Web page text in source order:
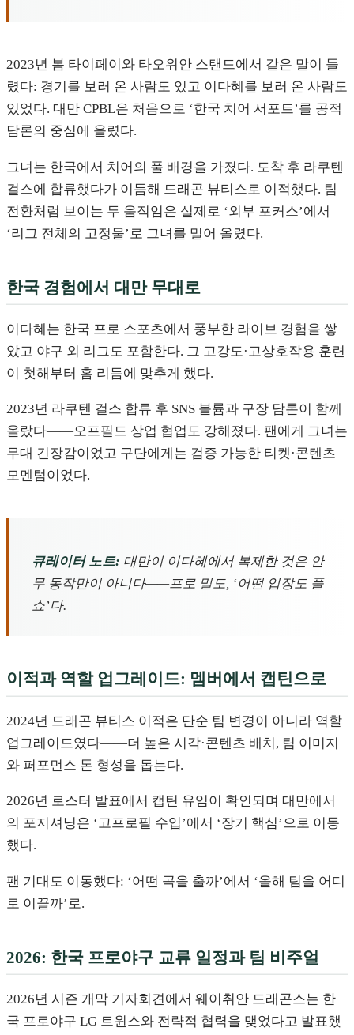
2023년 봄 타이페이와 타오위안 스탠드에서 같은 말이 들
렸다: 경기를 보러 온 사람도 있고 이다혜를 보러 온 사람도
있었다. 대만 CPBL은 처음으로 ‘한국 치어 서포트’를 공적
담론의 중심에 올렸다.
그녀는 한국에서 치어의 풀 배경을 가졌다. 도착 후 라쿠텐
걸스에 합류했다가 이듬해 드래곤 뷰티스로 이적했다. 팀
전환처럼 보이는 두 움직임은 실제로 ‘외부 포커스’에서
‘리그 전체의 고정물’로 그녀를 밀어 올렸다.
한국 경험에서 대만 무대로
이다혜는 한국 프로 스포츠에서 풍부한 라이브 경험을 쌓
았고 야구 외 리그도 포함한다. 그 고강도·고상호작용 훈련
이 첫해부터 홈 리듬에 맞추게 했다.
2023년 라쿠텐 걸스 합류 후 SNS 볼륨과 구장 담론이 함께
올랐다——오프필드 상업 협업도 강해졌다. 팬에게 그녀는
무대 긴장감이었고 구단에게는 검증 가능한 티켓·콘텐츠
모멘텀이었다.
큐레이터 노트: 대만이 이다혜에서 복제한 것은 안
무 동작만이 아니다——프로 밀도, ‘어떤 입장도 풀
쇼’다.
이적과 역할 업그레이드: 멤버에서 캡틴으로
2024년 드래곤 뷰티스 이적은 단순 팀 변경이 아니라 역할
업그레이드였다——더 높은 시각·콘텐츠 배치, 팀 이미지
와 퍼포먼스 톤 형성을 돕는다.
2026년 로스터 발표에서 캡틴 유임이 확인되며 대만에서
의 포지셔닝은 ‘고프로필 수입’에서 ‘장기 핵심’으로 이동
했다.
팬 기대도 이동했다: ‘어떤 곡을 출까’에서 ‘올해 팀을 어디
로 이끌까’로.
2026: 한국 프로야구 교류 일정과 팀 비주얼
2026년 시즌 개막 기자회견에서 웨이취안 드래곤스는 한
국 프로야구 LG 트윈스와 전략적 협력을 맺었다고 발표했